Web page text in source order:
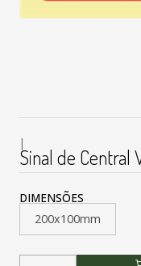
|
Sinal de Central
DIMENSÕES
200x100mm